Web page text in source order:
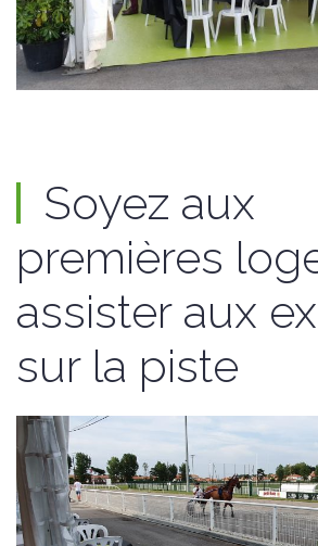
Soyez aux
premières
assister aux
sur la piste